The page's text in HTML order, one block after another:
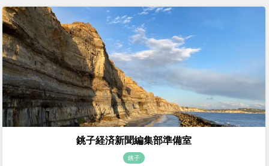
銚子経済新聞編集部準備室
銚子